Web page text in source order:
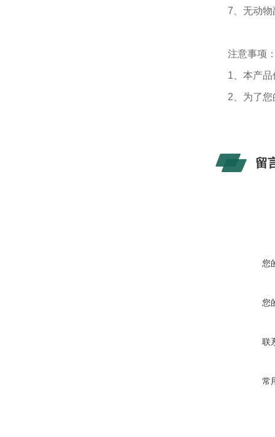
7、无动
注意事项
1、本产
2、为了
留
您
您
联
常